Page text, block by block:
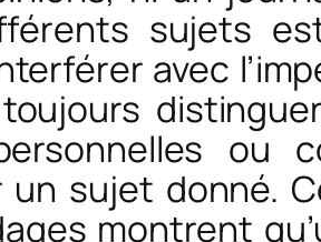
sujets
avec
ou
un sujet donné.
montrent